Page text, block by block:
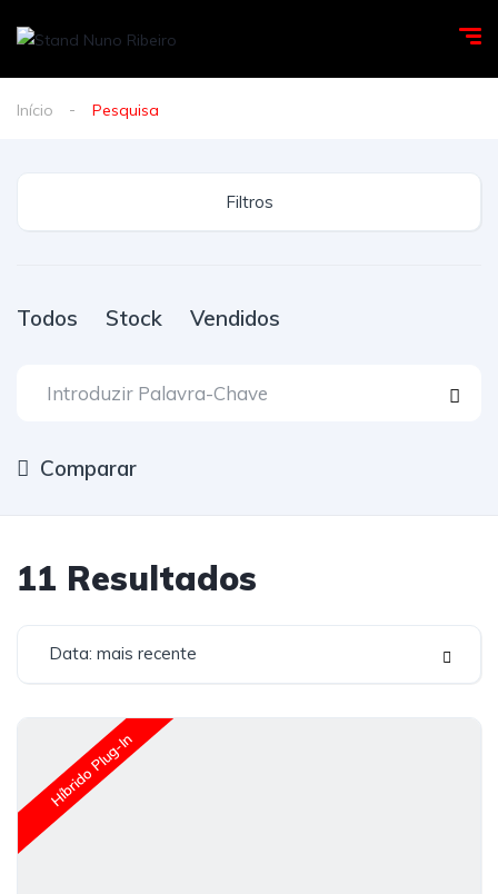
Início Pesquisa
Filtros
Todos Stock Vendidos
Comparar
11 Resultados
Data: mais recente
Híbrido Plug-In